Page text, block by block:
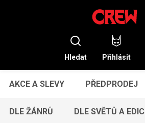
Hledat Přihlásit
AKCE A SLEVY PŘEDPRODEJ
DLE ŽÁNRŮ DLE SVĚTŮ A EDIC